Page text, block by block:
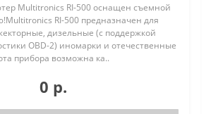
Multitronics RI-500 оснащен съемной
RI-500 предназначен для
дизельные (с поддержкой
OBD-2) иномарки и отечественные
прибора возможна ка..
0 р.